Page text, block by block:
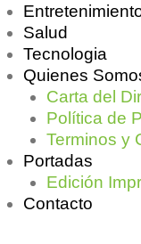
Salud
Tecnologia
Quienes
Carta del
Política de
Terminos y
Portadas
Edición
Contacto